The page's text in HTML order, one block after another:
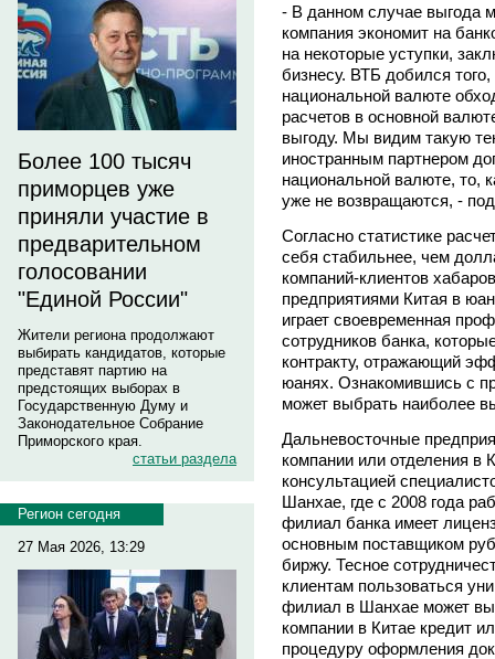
Более 100 тысяч
приморцев уже
приняли участие в
предварительном
голосовании
"Единой России"
Жители региона продолжают
выбирать кандидатов, которые
представят партию на
предстоящих выборах в
Государственную Думу и
Законодательное Собрание
Приморского края.
статьи раздела
Регион сегодня
27 Мая 2026, 13:29
- В данном случае выгода
компания экономит на
на некоторые уступки,
бизнесу. ВТБ добился
национальной валюте
расчетов в основной
выгоду. Мы видим такую
иностранным партнером
национальной валюте, то,
уже не возвращаются, -
Согласно статистике
себя стабильнее, чем
компаний-клиентов
предприятиями Китая в
играет своевременная
сотрудников банка,
контракту, отражающий
юанях. Ознакомившись с
может выбрать наиболее
Дальневосточные
компании или отделения в
консультацией
Шанхае, где с 2008 года
филиал банка имеет
основным поставщиком
биржу. Тесное
клиентам пользоваться
филиал в Шанхае может
компании в Китае кредит
процедуру оформления